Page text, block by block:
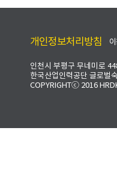
개인정보처리방침
인천시 부평구 무네미로
한국산업인력공단 글로벌
COPYRIGHTⓒ 2016